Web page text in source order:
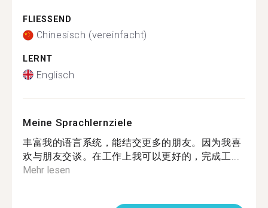
FLIESSEND
Chinesisch (vereinfacht)
LERNT
Englisch
Meine Sprachlernziele
丰富我的语言系统，能结交更多的朋友。因为我喜
欢与朋友交谈。在工作上我可以更好的，完成工...
Mehr lesen